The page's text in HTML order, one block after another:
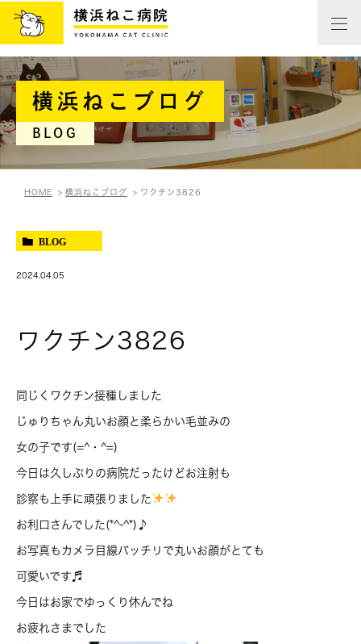
横浜ねこブログ
BLOG
HOME 横浜ねこブログ ワクチン3826
BLOG
2024.04.05
ワクチン3826
同じくワクチン接種しました
じゅりちゃん丸いお顔と柔らかい毛並みの
女の子です(=^・^=)
今日は久しぶりの病院だったけどお注射も
診察も上手に頑張りました
お利口さんでした(*^-^*)♪
お写真もカメラ目線バッチリで丸いお顔がとても
可愛いです♬
今日はお家でゆっくり休んでね
お疲れさまでした